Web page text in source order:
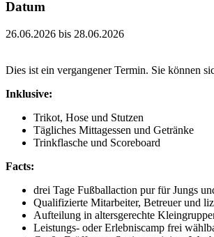
Datum
26.06.2026 bis 28.06.2026
Dies ist ein vergangener Termin. Sie können
Inklusive:
Trikot, Hose und Stutzen
Tägliches Mittagessen und Getränke
Trinkflasche und Scoreboard
Facts:
drei Tage Fußballaction pur für Jungs
Qualifizierte Mitarbeiter, Betreuer und
Aufteilung in altersgerechte
Leistungs- oder Erlebniscamp frei